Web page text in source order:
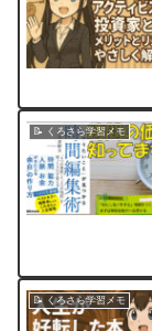
📝 くろさら学習メモ
📝 くろさら学習メモ